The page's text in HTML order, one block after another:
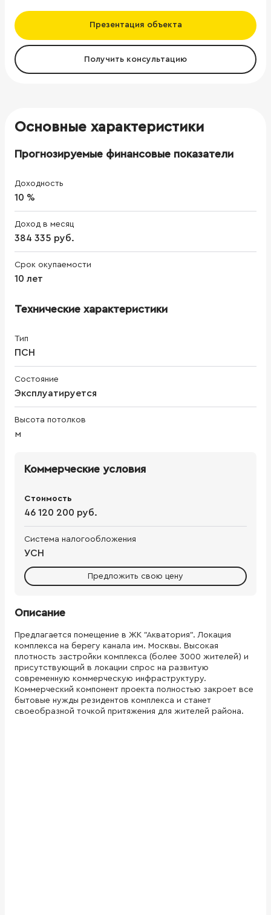
Презентация объекта
Получить консультацию
Основные характеристики
Прогнозируемые финансовые показатели
Доходность
10 %
Доход в месяц
384 335 руб.
Срок окупаемости
10 лет
Технические характеристики
Тип
ПСН
Состояние
Эксплуатируется
Высота потолков
м
Коммерческие условия
Стоимость
46 120 200 руб.
Система налогообложения
УСН
Предложить свою цену
Описание
Предлагается помещение в ЖК "Акватория". Локация
комплекса на берегу канала им. Москвы. Высокая
плотность застройки комплекса (более 3000 жителей) и
присутствующий в локации спрос на развитую
современную коммерческую инфраструктуру.
Коммерческий компонент проекта полностью закроет все
бытовые нужды резидентов комплекса и станет
своеобразной точкой притяжения для жителей района.